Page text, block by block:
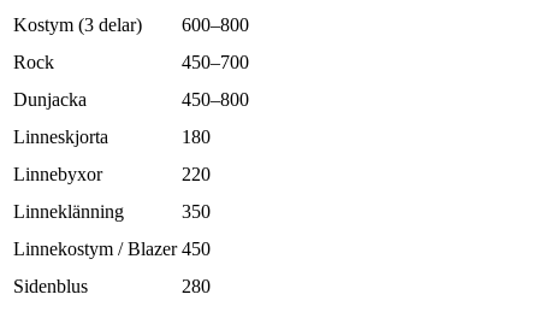
Kostym (3 delar)
600–800
Rock
450–700
Dunjacka
450–800
Linneskjorta
180
Linnebyxor
220
Linneklänning
350
Linnekostym / Blazer 450
Sidenblus
280